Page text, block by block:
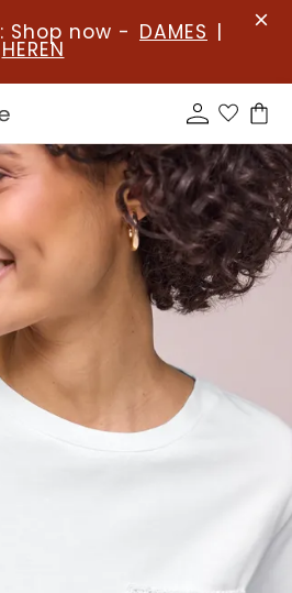
: Shop now - DAMES |
HEREN